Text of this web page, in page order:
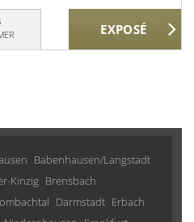
Babenhausen/Langstadt
Kinzig Brensbach
Darmstadt Erbach